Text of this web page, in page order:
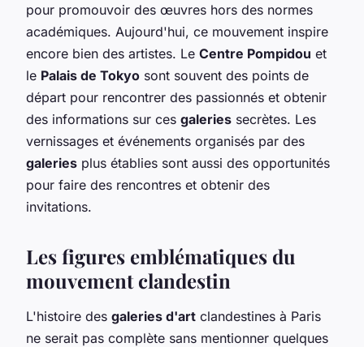
pour promouvoir des œuvres hors des normes
académiques. Aujourd'hui, ce mouvement inspire
encore bien des artistes. Le Centre Pompidou et
le Palais de Tokyo sont souvent des points de
départ pour rencontrer des passionnés et obtenir
des informations sur ces galeries secrètes. Les
vernissages et événements organisés par des
galeries plus établies sont aussi des opportunités
pour faire des rencontres et obtenir des
invitations.
Les figures emblématiques du
mouvement clandestin
L'histoire des galeries d'art clandestines à Paris
ne serait pas complète sans mentionner quelques